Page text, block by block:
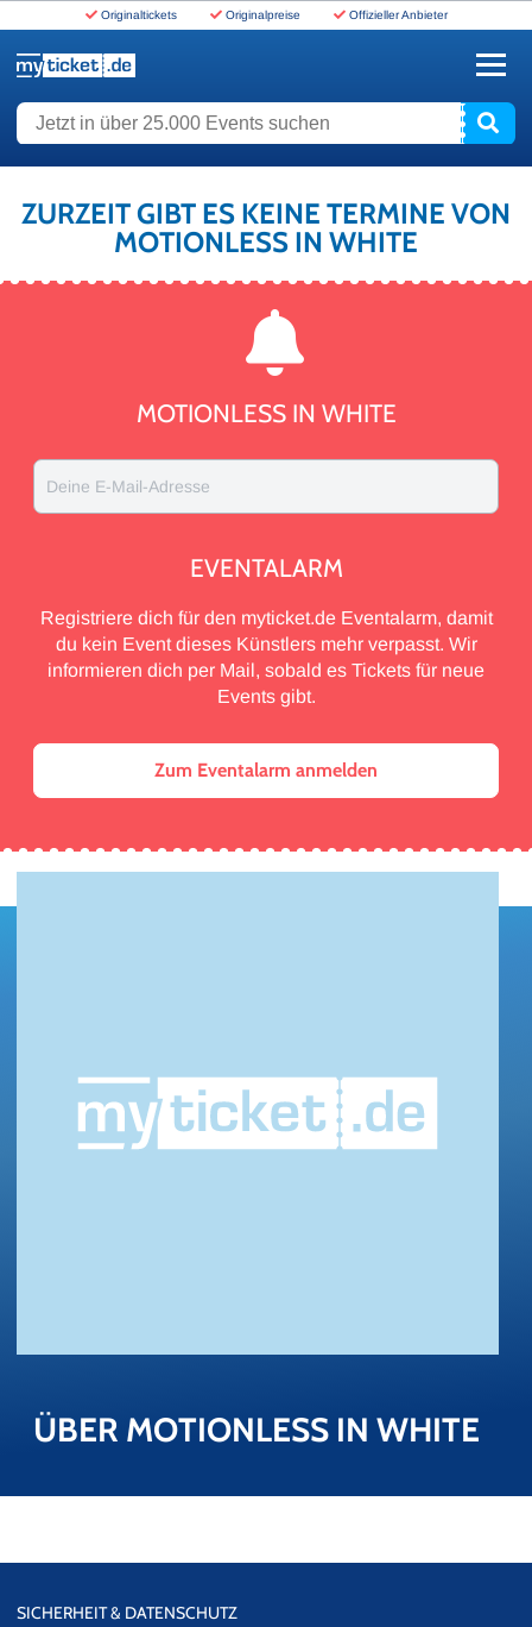
Originaltickets Originalpreise Offizieller Anbieter
Jetzt in über 25.000 Events suchen
ZURZEIT GIBT ES KEINE TERMINE VON
MOTIONLESS IN WHITE
MOTIONLESS IN WHITE
Deine E-Mail-Adresse
EVENTALARM
Registriere dich für den myticket.de Eventalarm, damit
du kein Event dieses Künstlers mehr verpasst. Wir
informieren dich per Mail, sobald es Tickets für neue
Events gibt.
Zum Eventalarm anmelden
ÜBER MO­TI­ON­LESS IN WHITE
SICHERHEIT & DATENSCHUTZ